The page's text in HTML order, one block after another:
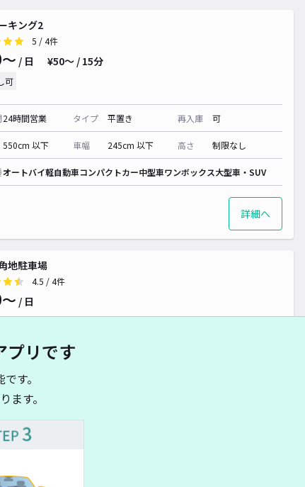
キング2
5 / 4件
/ 日 ¥50〜 / 15分
可
24時間営業 タイプ 平置き 再入庫 可
550cm 以下 車幅 245cm 以下 高さ 制限なし
オートバイ軽自動車コンパクトカー中型車ワンボックス大型車・SUV
詳細へ
地駐車場
4.5 / 4件
/ 日
07:00 〜18:00
430cm 以下
プリです
す。
ます。